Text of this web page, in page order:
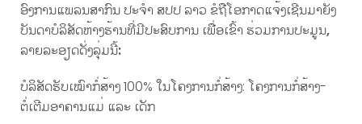
ອົງການແພລນສາກົນ ປະຈຳ ສປປ ລາວ ຂໍຖືໂອກາດແຈ້ງເຊີນມາຍັງ
ບັນດາບໍລິສັດຫ້າງຮ້ານທີ່ມີປະສົບການ ເພື່ອເຂົ້າ ຮ່ວມການປະມູນ,
ລາຍລະອຽດດັ່ງລຸ່ມນີ້:
ບໍລິສັດຮັບເໝົາກໍ່ສ້າງ 100% ໃນໂຄງການກໍ່ສ້າງ: ໂຄງການກໍ່ສ້າງ-
ຕໍ່ເຕີມອາຄານແມ່ ແລະ ເດັກ